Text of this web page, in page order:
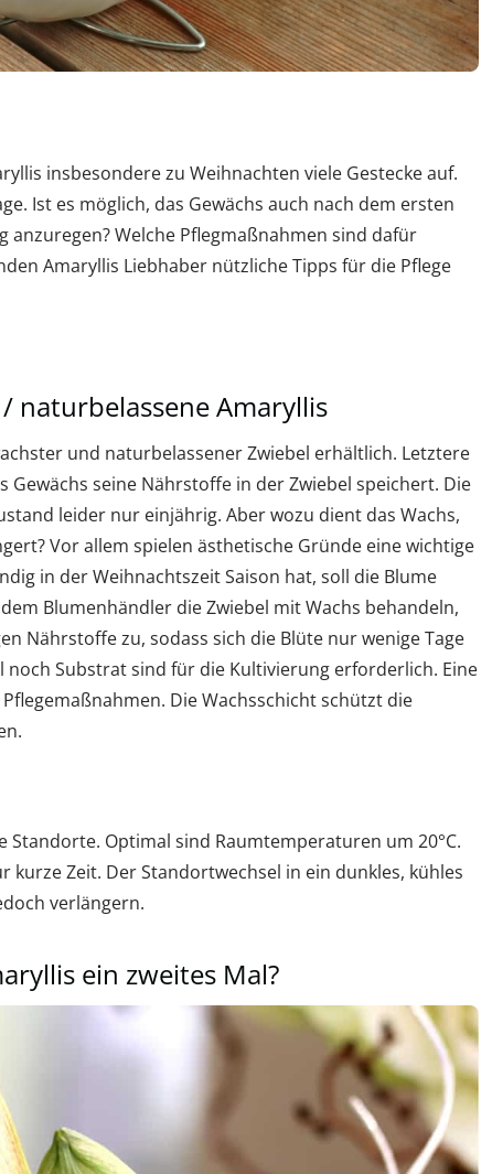
insbesondere zu Weihnachten viele Gestecke auf.
Ist es möglich, das Gewächs auch nach dem ersten
Welche Pflegmaßnahmen sind dafür
Amaryllis Liebhaber nützliche Tipps für die Pflege
naturbelassene Amaryllis
und naturbelassener Zwiebel erhältlich. Letztere
Gewächs seine Nährstoffe in der Zwiebel speichert. Die
leider nur einjährig. Aber wozu dient das Wachs,
Vor allem spielen ästhetische Gründe eine wichtige
in der Weihnachtszeit Saison hat, soll die Blume
Blumenhändler die Zwiebel mit Wachs behandeln,
Nährstoffe zu, sodass sich die Blüte nur wenige Tage
noch Substrat sind für die Kultivierung erforderlich. Eine
Die Wachsschicht schützt die
Standorte. Optimal sind Raumtemperaturen um 20°C.
Zeit. Der Standortwechsel in ein dunkles, kühles
verlängern.
ein zweites Mal?